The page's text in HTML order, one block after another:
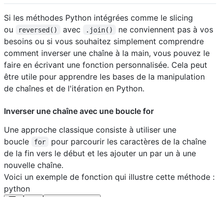
Si les méthodes Python intégrées comme le slicing
ou
reversed() avec .join()
ne conviennent pas à vos
besoins ou si vous souhaitez simplement comprendre
comment inverser une chaîne à la main, vous pouvez le
faire en écrivant une fonction personnalisée. Cela peut
être utile pour apprendre les bases de la manipulation
de chaînes et de l'itération en Python.
Inverser une chaîne avec une boucle for
Une approche classique consiste à utiliser une
boucle
for
pour parcourir les caractères de la chaîne
de la fin vers le début et les ajouter un par un à une
nouvelle chaîne.
Voici un exemple de fonction qui illustre cette méthode :
python